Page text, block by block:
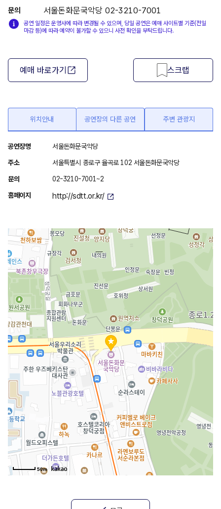
문의 서울돈화문국악당 02-3210-7001
공연 일정은 운영사에 따라 변경될 수 있으며, 당일 공연은 예매 사이트별 기준(전일
마감 등)에 따라 예약이 불가할 수 있으니 사전 확인을 부탁드립니다.
예매 바로가기 스크랩
위치안내 공연장의 다른 공연 주변 관광지
위
치
안
공연장명 서울돈화문국악당
주소 서울특별시 종로구 율곡로 102 서울돈화문국악당
문의 02-3210-7001~2
홈페이지 http://sdtt.or.kr/
50m